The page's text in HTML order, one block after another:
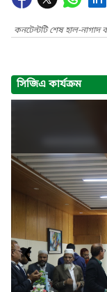
কনটেন্টটি শেষ হাল-
সিজিএ কার্যক্রম
❮